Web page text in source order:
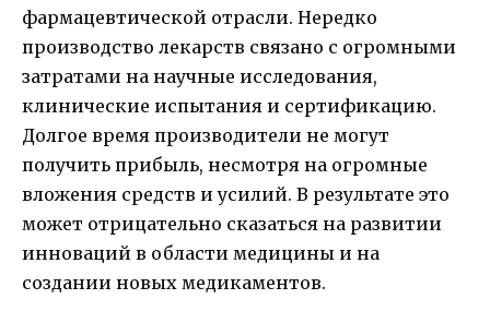
фармацевтической отрасли. Нередко
производство лекарств связано с огромными
затратами на научные исследования,
клинические испытания и сертификацию.
Долгое время производители не могут
получить прибыль, несмотря на огромные
вложения средств и усилий. В результате это
может отрицательно сказаться на развитии
инноваций в области медицины и на
создании новых медикаментов.